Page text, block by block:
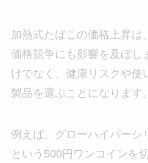
加熱式たばこの価格上昇は
価格競争にも影響を及ぼし
けでなく、健康リスクや使
製品を選ぶことになります。
例えば、グローハイパーシ
という500円ワンコインを